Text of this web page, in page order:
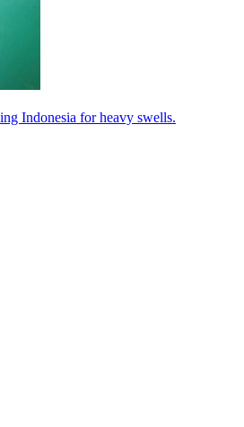
Indonesia for heavy swells.